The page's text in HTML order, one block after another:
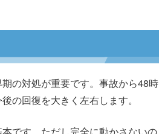
の対処が重要です。事故から48時
の回復を大きく左右します。
です。ただし完全に動かさないの